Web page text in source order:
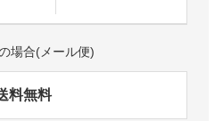
場合(メール便)
料無料